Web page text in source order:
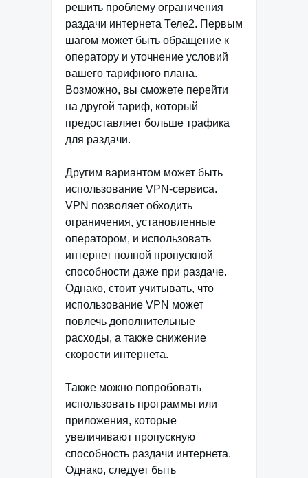
решить проблему ограничения
раздачи интернета Теле2. Первым
шагом может быть обращение к
оператору и уточнение условий
вашего тарифного плана.
Возможно, вы сможете перейти
на другой тариф, который
предоставляет больше трафика
для раздачи.
Другим вариантом может быть
использование VPN-сервиса.
VPN позволяет обходить
ограничения, установленные
оператором, и использовать
интернет полной пропускной
способности даже при раздаче.
Однако, стоит учитывать, что
использование VPN может
повлечь дополнительные
расходы, а также снижение
скорости интернета.
Также можно попробовать
использовать программы или
приложения, которые
увеличивают пропускную
способность раздачи интернета.
Однако, следует быть